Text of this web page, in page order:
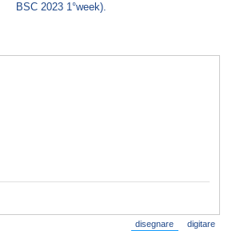
BSC 2023 1°week).
disegnare
digitare